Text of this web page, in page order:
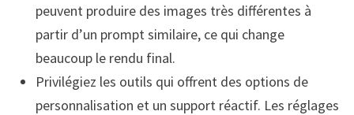
peuvent produire des images très différentes à
partir d’un prompt similaire, ce qui change
beaucoup le rendu final.
Privilégiez les outils qui offrent des options de
personnalisation et un support réactif. Les réglages